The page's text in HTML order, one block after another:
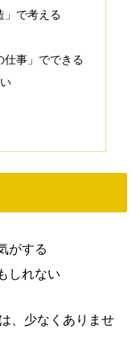
」で考える
仕事」でできる
がする
しれない
、少なくありませ